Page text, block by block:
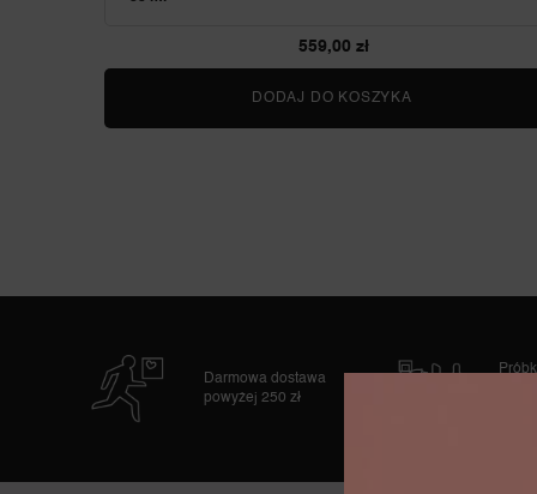
559,00 zł
DODAJ DO KOSZYKA
Darmowa dostawa
powyżej 250 zł